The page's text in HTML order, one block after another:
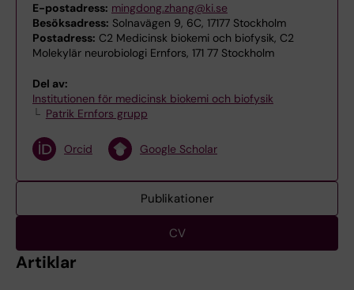
E-postadress: mingdong.zhang@ki.se
Besöksadress: Solnavägen 9, 6C, 17177 Stockholm
Postadress: C2 Medicinsk biokemi och biofysik, C2
Molekylär neurobiologi Ernfors, 171 77 Stockholm
Del av:
Institutionen för medicinsk biokemi och biofysik
Patrik Ernfors grupp
Orcid Google Scholar
Publikationer
CV
Artiklar